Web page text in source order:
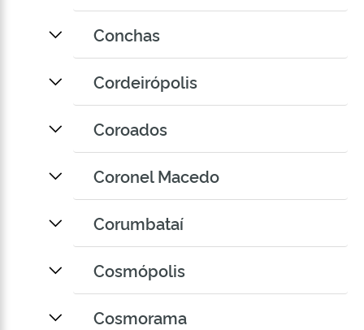
Conchas
Cordeirópolis
Coroados
Coronel Macedo
Corumbataí
Cosmópolis
Cosmorama